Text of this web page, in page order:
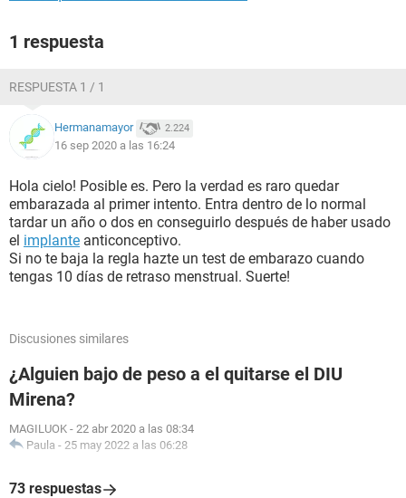
1 respuesta
RESPUESTA 1 / 1
Hermanamayor 2.224
16 sep 2020 a las 16:24
Hola cielo! Posible es. Pero la verdad es raro quedar
embarazada al primer intento. Entra dentro de lo normal
tardar un año o dos en conseguirlo después de haber usado
el implante anticonceptivo.
Si no te baja la regla hazte un test de embarazo cuando
tengas 10 días de retraso menstrual. Suerte!
Discusiones similares
¿Alguien bajo de peso a el quitarse el DIU
Mirena?
MAGILUOK - 22 abr 2020 a las 08:34
Paula - 25 may 2022 a las 06:28
73 respuestas